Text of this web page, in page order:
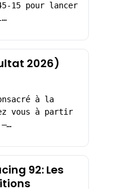
15 pour lancer
2026)
à la
vous à partir
92: Les